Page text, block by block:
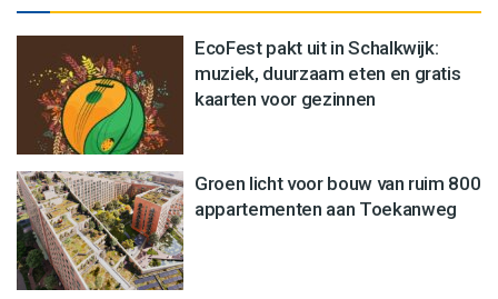
EcoFest pakt uit in Schalkwijk:
muziek, duurzaam eten en gratis
kaarten voor gezinnen
Groen licht voor bouw van ruim 800
appartementen aan Toekanweg